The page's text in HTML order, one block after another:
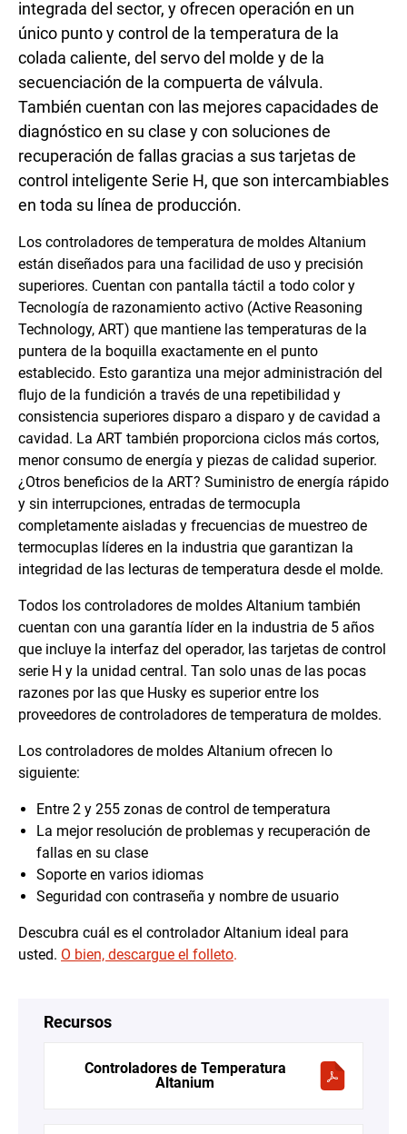
integrada del sector, y ofrecen operación en un
único punto y control de la temperatura de la
colada caliente, del servo del molde y de la
secuenciación de la compuerta de válvula.
También cuentan con las mejores capacidades de
diagnóstico en su clase y con soluciones de
recuperación de fallas gracias a sus tarjetas de
control inteligente Serie H, que son intercambiables
en toda su línea de producción.
Los controladores de temperatura de moldes Altanium
están diseñados para una facilidad de uso y precisión
superiores. Cuentan con pantalla táctil a todo color y
Tecnología de razonamiento activo (Active Reasoning
Technology, ART) que mantiene las temperaturas de la
puntera de la boquilla exactamente en el punto
establecido. Esto garantiza una mejor administración del
flujo de la fundición a través de una repetibilidad y
consistencia superiores disparo a disparo y de cavidad a
cavidad. La ART también proporciona ciclos más cortos,
menor consumo de energía y piezas de calidad superior.
¿Otros beneficios de la ART? Suministro de energía rápido
y sin interrupciones, entradas de termocupla
completamente aisladas y frecuencias de muestreo de
termocuplas líderes en la industria que garantizan la
integridad de las lecturas de temperatura desde el molde.
Todos los controladores de moldes Altanium también
cuentan con una garantía líder en la industria de 5 años
que incluye la interfaz del operador, las tarjetas de control
serie H y la unidad central. Tan solo unas de las pocas
razones por las que Husky es superior entre los
proveedores de controladores de temperatura de moldes.
Los controladores de moldes Altanium ofrecen lo
siguiente:
Entre 2 y 255 zonas de control de temperatura
La mejor resolución de problemas y recuperación de
fallas en su clase
Soporte en varios idiomas
Seguridad con contraseña y nombre de usuario
Descubra cuál es el controlador Altanium ideal para
usted. O bien, descargue el folleto.
Recursos
Controladores de Temperatura
Altanium